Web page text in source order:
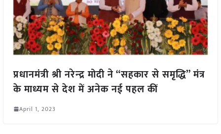
प्रधानमंत्री श्री नरेन्‍द्र मोदी ने “सहकार से समृद्धि” मंत्र
के माध्यम से देश में अनेक नई पहल कीं
April 1, 2023